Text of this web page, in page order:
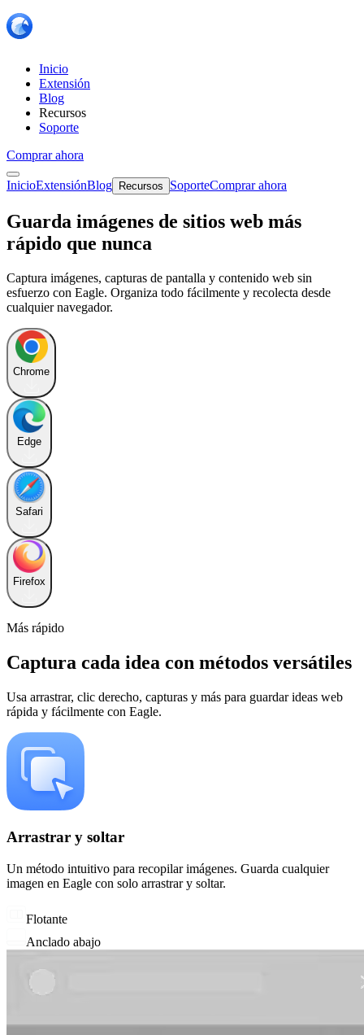
Inicio
Extensión
Blog
Recursos
Soporte
Comprar ahora
InicioExtensiónBlog Recursos SoporteComprar ahora
Guarda imágenes de sitios web más
rápido que nunca
Captura imágenes, capturas de pantalla y contenido web sin
esfuerzo con Eagle. Organiza todo fácilmente y recolecta desde
cualquier navegador.
Chrome
Edge
Safari
Firefox
Más rápido
Captura cada idea con métodos versátiles
Usa arrastrar, clic derecho, capturas y más para guardar ideas web
rápida y fácilmente con Eagle.
Arrastrar y soltar
Un método intuitivo para recopilar imágenes. Guarda cualquier
imagen en Eagle con solo arrastrar y soltar.
Flotante
Anclado abajo